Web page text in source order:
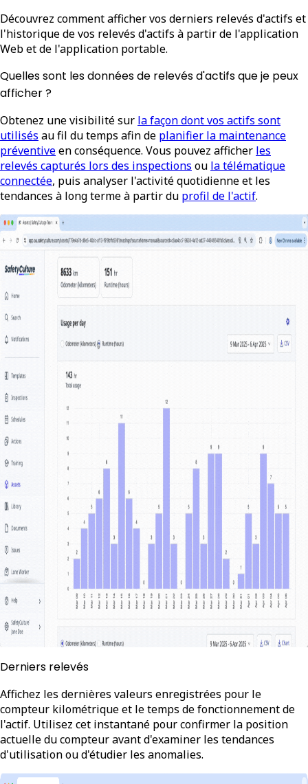
Découvrez comment afficher vos derniers relevés d'actifs et
l'historique de vos relevés d'actifs à partir de l'application
Web et de l'application portable.
Quelles sont les données de relevés d'actifs que je peux
afficher ?
Obtenez une visibilité sur la façon dont vos actifs sont
utilisés au fil du temps afin de planifier la maintenance
préventiveen conséquence. Vous pouvez afficher les
relevés capturés lors des inspections ou la télématique
connectée, puis analyser l'activité quotidienne et les
tendances à long terme à partir du profil de l'actif.
Derniers relevés
Affichez les dernières valeurs enregistrées pour le
compteur kilométrique et le temps de fonctionnement de
l'actif. Utilisez cet instantané pour confirmer la position
actuelle du compteur avant d'examiner les tendances
d'utilisation ou d'étudier les anomalies.